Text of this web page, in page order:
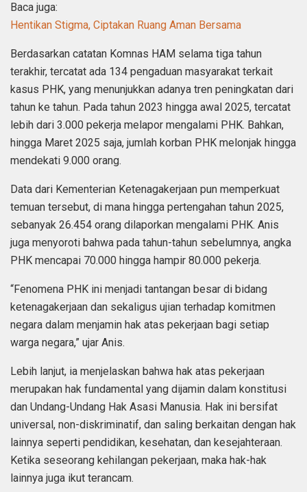
Baca juga:
Hentikan Stigma, Ciptakan Ruang Aman Bersama
Berdasarkan catatan Komnas HAM selama tiga tahun
terakhir, tercatat ada 134 pengaduan masyarakat terkait
kasus PHK, yang menunjukkan adanya tren peningkatan dari
tahun ke tahun. Pada tahun 2023 hingga awal 2025, tercatat
lebih dari 3.000 pekerja melapor mengalami PHK. Bahkan,
hingga Maret 2025 saja, jumlah korban PHK melonjak hingga
mendekati 9.000 orang.
Data dari Kementerian Ketenagakerjaan pun memperkuat
temuan tersebut, di mana hingga pertengahan tahun 2025,
sebanyak 26.454 orang dilaporkan mengalami PHK. Anis
juga menyoroti bahwa pada tahun-tahun sebelumnya, angka
PHK mencapai 70.000 hingga hampir 80.000 pekerja.
“Fenomena PHK ini menjadi tantangan besar di bidang
ketenagakerjaan dan sekaligus ujian terhadap komitmen
negara dalam menjamin hak atas pekerjaan bagi setiap
warga negara,” ujar Anis.
Lebih lanjut, ia menjelaskan bahwa hak atas pekerjaan
merupakan hak fundamental yang dijamin dalam konstitusi
dan Undang-Undang Hak Asasi Manusia. Hak ini bersifat
universal, non-diskriminatif, dan saling berkaitan dengan hak
lainnya seperti pendidikan, kesehatan, dan kesejahteraan.
Ketika seseorang kehilangan pekerjaan, maka hak-hak
lainnya juga ikut terancam.